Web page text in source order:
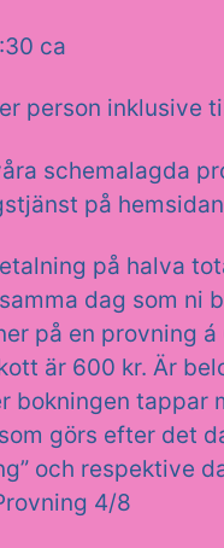
ca
person inklusive
schemalagda
på
på halva
dag som ni
på en provning
är 600 kr. Är
bokningen tappar
görs efter det
och respektive
4/8